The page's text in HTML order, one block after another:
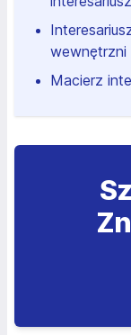
wewnętrzni
Macierz